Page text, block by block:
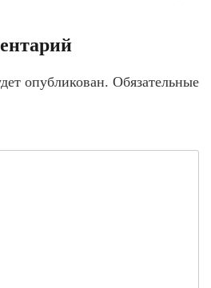
опубликован. Обязательные